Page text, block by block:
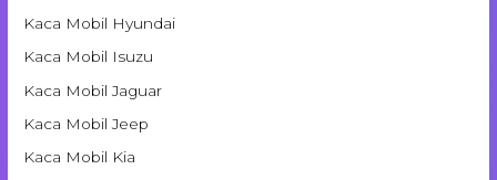
Kaca Mobil Hyundai
Kaca Mobil Isuzu
Kaca Mobil Jaguar
Kaca Mobil Jeep
Kaca Mobil Kia